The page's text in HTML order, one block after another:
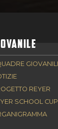
GIOVANILI
REYER
SCHOOL CUP